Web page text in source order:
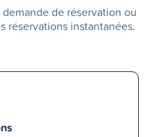
de réservation ou
réservations instantanées.